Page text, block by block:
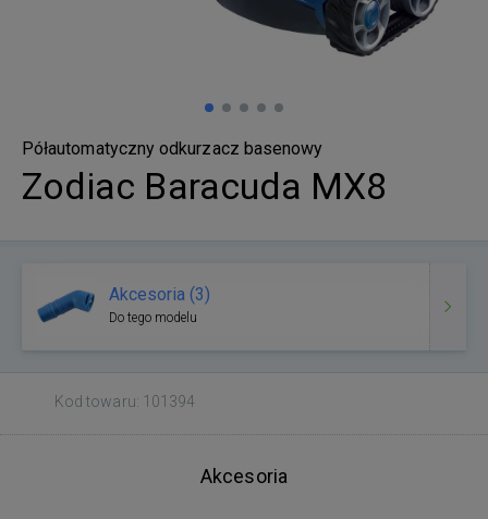
Półautomatyczny odkurzacz basenowy
Zodiac Baracuda MX8
Akcesoria (3)
Do tego modelu
Kod towaru: 101394
Akcesoria